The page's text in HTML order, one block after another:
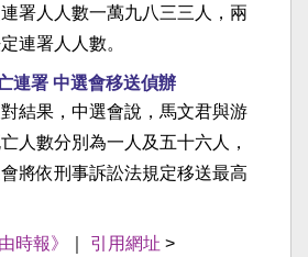
署人人數一萬九八三三人，兩
連署人人數。
連署 中選會移送偵辦
結果，中選會說，馬文君與游
人數分別為一人及五十六人，
將依刑事訴訟法規定移送最高
時報》 引用網址 >